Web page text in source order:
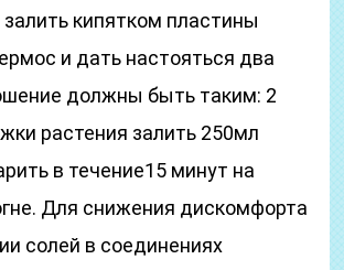
залить кипятком пластины
и дать настояться два
должны быть таким: 2
растения залить 250мл
в течение15 минут на
Для снижения дискомфорта
солей в соединениях